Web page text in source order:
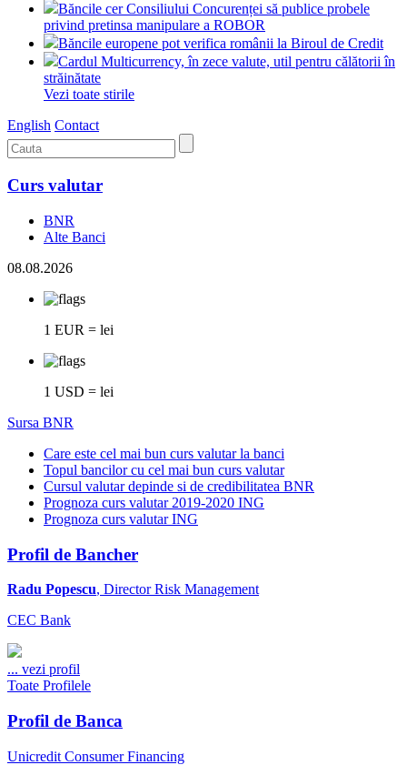
Băncile cer Consiliului Concurenței să publice probele
privind pretinsa manipulare a ROBOR
Băncile europene pot verifica românii la Biroul de Credit
Cardul Multicurrency, în zece valute, util pentru călătorii în
străinătate
Vezi toate stirile
English Contact
Curs valutar
BNR
Alte Banci
08.08.2026
1 EUR = lei
1 USD = lei
Sursa BNR
Care este cel mai bun curs valutar la banci
Topul bancilor cu cel mai bun curs valutar
Cursul valutar depinde si de credibilitatea BNR
Prognoza curs valutar 2019-2020 ING
Prognoza curs valutar ING
Profil de Bancher
Radu Popescu, Director Risk Management
CEC Bank
... vezi profil
Toate Profilele
Profil de Banca
Unicredit Consumer Financing